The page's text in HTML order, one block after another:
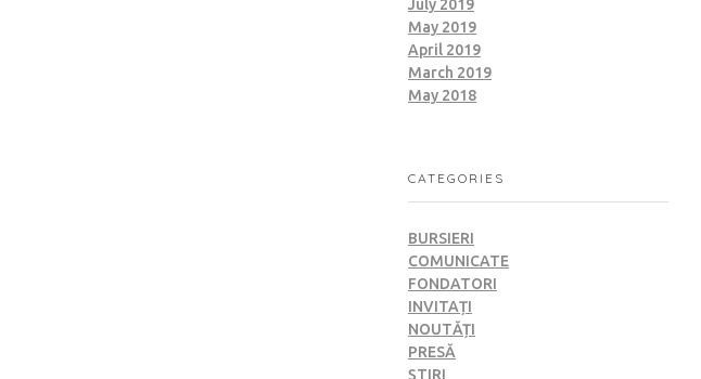
July 2019
May 2019
April 2019
March 2019
May 2018
CATEGORIES
BURSIERI
COMUNICATE
FONDATORI
INVITAȚI
NOUTĂȚI
PRESĂ
ȘTIRI